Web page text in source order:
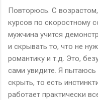
Повторюсь. С
курсов по скоростному
мужчина учится
и скрывать то, что не
романтику и т.д. Это,
сами увидите. Я
скрыть, то есть
работает практически